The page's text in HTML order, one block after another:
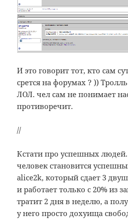
И это говорит тот, кто сам
срется на форумах ? ))
ЛОЛ. чел сам не понимает
противоречит.
//
Кстати про успешных
человек становится
alice2k, который сдает 3
и работает только с 20% из
тратит 2 дня в неделю, а
у него просто дохуища